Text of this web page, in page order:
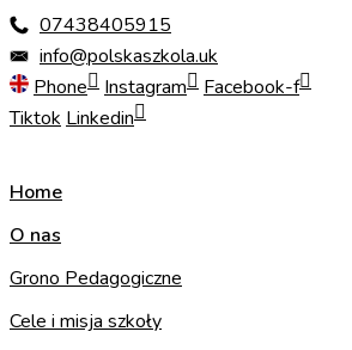
Skip
to
content
07438405915
info@polskaszkola.uk
Phone
Instagram
Facebook-f
Tiktok Linkedin
Home
O nas
Grono Pedagogiczne
Cele i misja szkoły